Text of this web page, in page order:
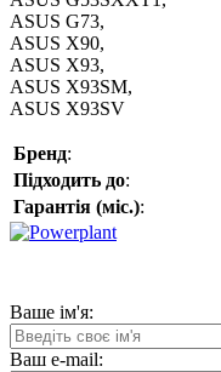
ASUS G73,
ASUS X90,
ASUS X93,
ASUS X93SM,
ASUS X93SV
Бренд:
Підходить до:
Гарантія (міс.):
Ваше ім'я:
Ваш e-mail: